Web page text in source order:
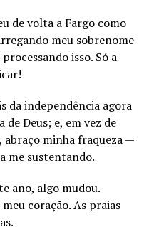
de volta a Fargo como
meu sobrenome
isso. Só a
da independência agora
Deus; e, em vez de
minha fraqueza —
me sustentando.
ano, algo mudou.
coração. As praias